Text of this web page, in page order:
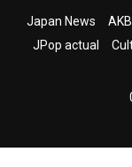
Japan News
JPop actual